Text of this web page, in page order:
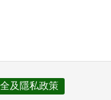
及隱私政策